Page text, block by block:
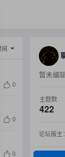
0
0
0
暂未编
主题数
422
论坛版主：